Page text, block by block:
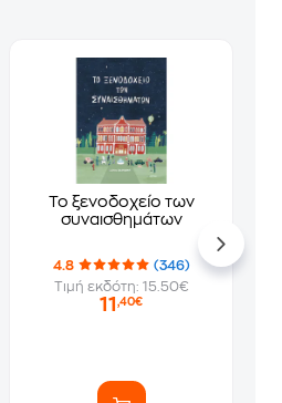
Το ξενοδοχείο των
συναισθημάτων
4.8
(346)
Τιμή εκδότη: 15.50€
11,40€